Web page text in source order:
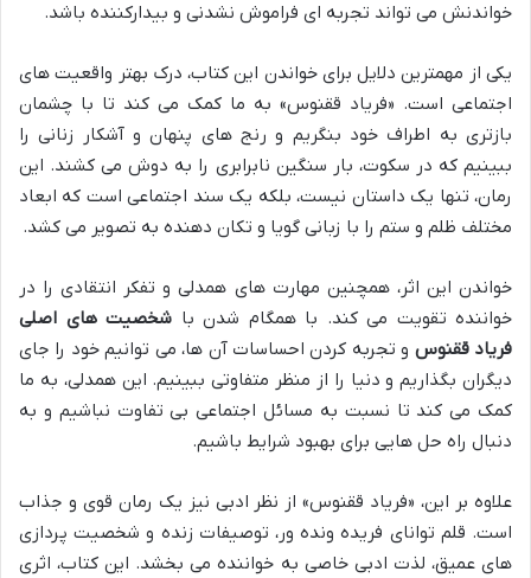
خواندنش می تواند تجربه ای فراموش نشدنی و بیدارکننده باشد.
یکی از مهمترین دلایل برای خواندن این کتاب، درک بهتر واقعیت های
اجتماعی است. «فریاد ققنوس» به ما کمک می کند تا با چشمان
بازتری به اطراف خود بنگریم و رنج های پنهان و آشکار زنانی را
ببینیم که در سکوت، بار سنگین نابرابری را به دوش می کشند. این
رمان، تنها یک داستان نیست، بلکه یک سند اجتماعی است که ابعاد
مختلف ظلم و ستم را با زبانی گویا و تکان دهنده به تصویر می کشد.
خواندن این اثر، همچنین مهارت های همدلی و تفکر انتقادی را در
خواننده تقویت می کند. با همگام شدن با شخصیت های اصلی
فریاد ققنوس و تجربه کردن احساسات آن ها، می توانیم خود را جای
دیگران بگذاریم و دنیا را از منظر متفاوتی ببینیم. این همدلی، به ما
کمک می کند تا نسبت به مسائل اجتماعی بی تفاوت نباشیم و به
دنبال راه حل هایی برای بهبود شرایط باشیم.
علاوه بر این، «فریاد ققنوس» از نظر ادبی نیز یک رمان قوی و جذاب
است. قلم توانای فریده ونده ور، توصیفات زنده و شخصیت پردازی
های عمیق، لذت ادبی خاصی به خواننده می بخشد. این کتاب، اثری